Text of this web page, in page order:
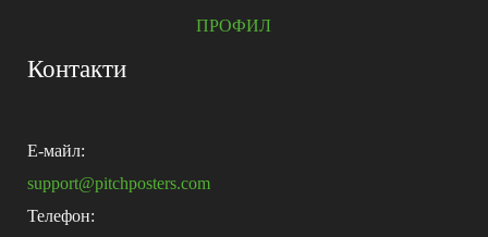
ПРОФИЛ
Контакти
E-майл:
support@pitchposters.com
Телефон: